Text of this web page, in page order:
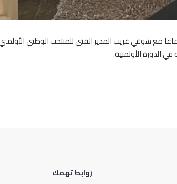
شوقي غريب المدير الفني للمنتخب الوطني الأولمبي
الدورة الأولمبية.
روابط تهمك